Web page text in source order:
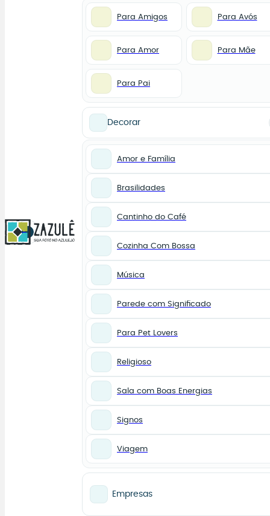
0
Para Amigos Para Avós
Para Amor Para Mãe
Para Pai
Decorar
Amor e Família
Brasilidades
Cantinho do Café
Cozinha Com Bossa
Música
Parede com Significado
Para Pet Lovers
Religioso
Sala com Boas Energias
Signos
Viagem
Empresas